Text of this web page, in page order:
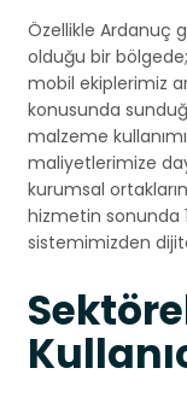
Özellikle Ardanuç
olduğu bir
mobil ekiplerimiz
konusunda
malzeme
maliyetlerimize
kurumsal
hizmetin sonunda
sistemimizden